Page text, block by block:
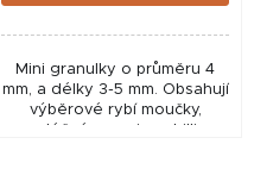
Mini granulky o průměru 4
mm, a délky 3-5 mm. Obsahují
výběrové rybí moučky,